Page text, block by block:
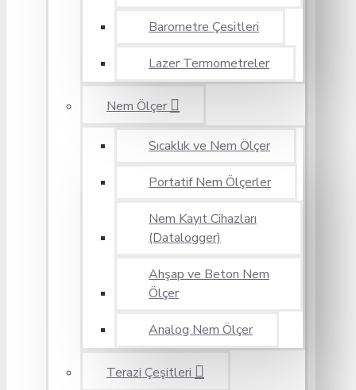
Barometre Çesitleri
Lazer Termometreler
Nem Ölçer
Sıcaklık ve Nem Ölçer
Portatif Nem Ölçerler
Nem Kayıt Cihazları
(Datalogger)
Ahşap ve Beton Nem
Ölçer
Analog Nem Ölçer
Terazi Çeşitleri